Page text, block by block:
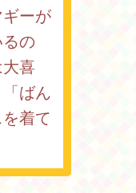
ーが
の
喜
ばん
着て